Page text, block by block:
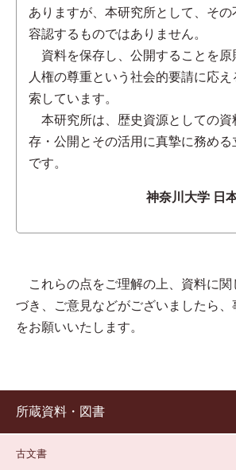
ありますが、本研究所として、その
容認するものではありません。
資料を保存し、公開することを原
人権の尊重という社会的要請に応
索しています。
本研究所は、歴史資源としての資
存・公開とその活用に真摯に務め
です。
神奈川大学 日
これらの点をご理解の上、資料に関
づき、ご意見などがございましたら
をお願いいたします。
所蔵資料・図書
古文書